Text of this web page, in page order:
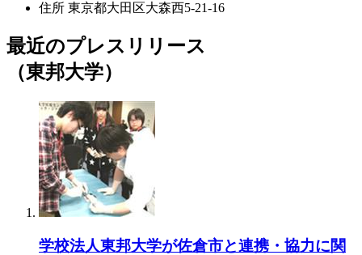
住所 東京都大田区大森西5-21-16
最近のプレスリリース
（東邦大学）
学校法人東邦大学が佐倉市と連携・協力に関